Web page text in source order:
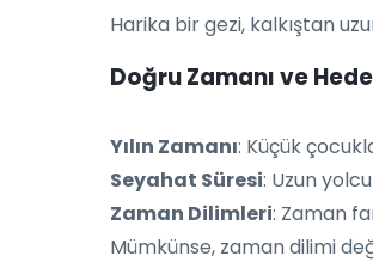
Harika bir gezi, kalkıştan
Doğru Zamanı ve
Yılın Zamanı: Küçük
Seyahat Süresi: Uzun
Zaman Dilimleri: Zaman
Mümkünse, zaman dilimi